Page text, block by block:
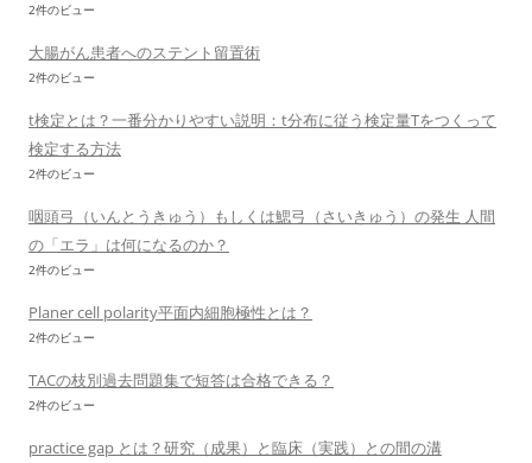
2件のビュー
大腸がん患者へのステント留置術
2件のビュー
t検定とは？一番分かりやすい説明：t分布に従う検定量Tをつくって
検定する方法
2件のビュー
咽頭弓（いんとうきゅう）もしくは鰓弓（さいきゅう）の発生 人間
の「エラ」は何になるのか？
2件のビュー
Planer cell polarity平面内細胞極性とは？
2件のビュー
TACの枝別過去問題集で短答は合格できる？
2件のビュー
practice gap とは？研究（成果）と臨床（実践）との間の溝